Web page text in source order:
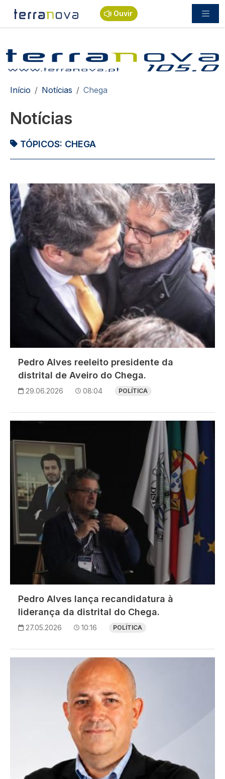
Passar para o conteúdo principal
Ouvir
Navegação estrutural
Início Notícias Chega
Notícias
TÓPICOS: CHEGA
Imagem
Pedro Alves reeleito presidente da
distrital de Aveiro do Chega.
29.06.2026 08:04 POLÍTICA
Imagem
Pedro Alves lança recandidatura à
liderança da distrital do Chega.
27.05.2026 10:16 POLÍTICA